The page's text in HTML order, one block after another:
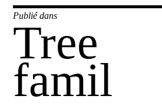
de
l’article
Publié dans
Tree
famil